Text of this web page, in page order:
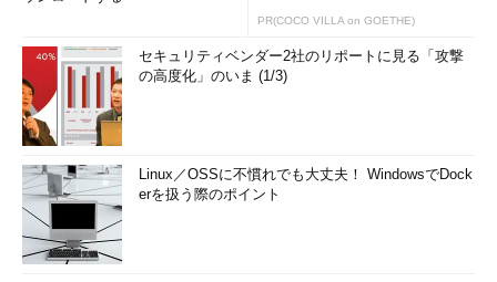
PR(COCO VILLA on GOETHE)
セキュリティベンダー2社のリポートに見る「攻撃
の高度化」のいま (1/3)
Linux／OSSに不慣れでも大丈夫！ WindowsでDock
erを扱う際のポイント